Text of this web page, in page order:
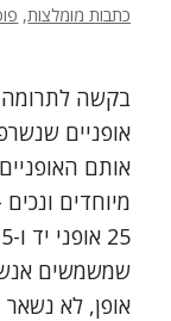
כתבות מומלצות,
בקשה
אופניים
אותם
מיוחדים
שמשמשים
אופן, לא נשאר